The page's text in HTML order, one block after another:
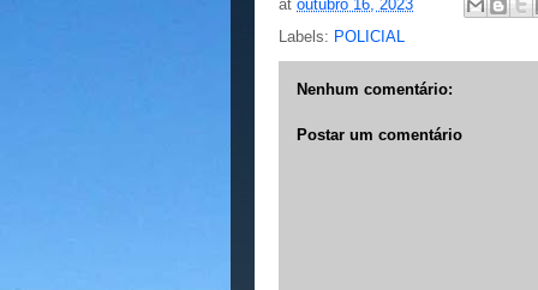
at outubro 16, 2023
Labels: POLICIAL
Nenhum comentário:
Postar um comentário